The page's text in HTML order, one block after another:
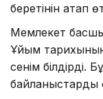
беретінін атап
Мемлекет
Ұйым
сенім білдірді.
байланыстарды